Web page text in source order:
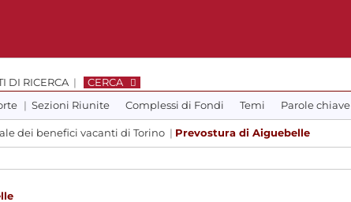
DI RICERCA |
CERCA
| Sezioni Riunite Complessi di Fondi Temi Parole chiave
dei benefici vacanti di Torino | Prevostura di Aiguebelle